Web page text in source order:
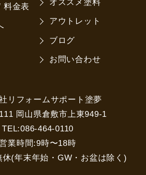
料金表
オススメ塗料
アウトレット
ブログ
お問い合わせ
リフォームサポート塗夢
岡山県倉敷市上東949-1
TEL:086-464-0110
業時間:9時〜18時
(年末年始・GW・お盆は除く)